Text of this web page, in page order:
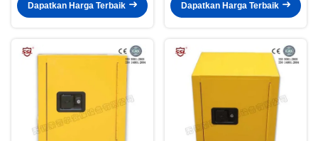
Dapatkan Harga Terbaik Dapatkan Harga Terbaik